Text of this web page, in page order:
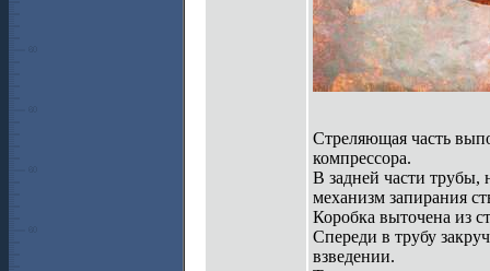
Стреляющая часть
компрессора.
В задней части трубы,
механизм запирания
Коробка выточена из
Спереди в трубу
взведении.